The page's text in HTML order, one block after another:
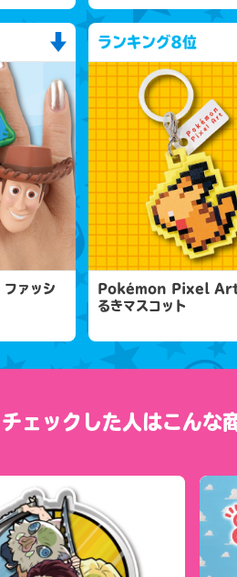
ァッシ
ランキング8位
Pokémon Pixel Art
るきマスコット
ェックした人はこんな